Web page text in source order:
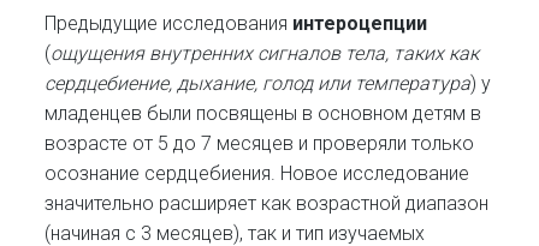
Предыдущие исследования интероцепции
(ощущения внутренних сигналов тела, таких как
сердцебиение, дыхание, голод или температура) у
младенцев были посвящены в основном детям в
возрасте от 5 до 7 месяцев и проверяли только
осознание сердцебиения. Новое исследование
значительно расширяет как возрастной диапазон
(начиная с 3 месяцев), так и тип изучаемых